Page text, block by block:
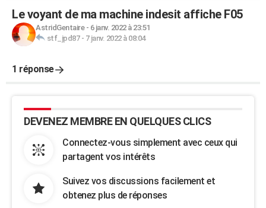
Le voyant de ma machine indesit affiche F05
AstridGentaire- 6 janv. 2022 à 23:51
stf_jpd87- 7 janv. 2022 à 08:04
1 réponse
DEVENEZ MEMBRE EN QUELQUES CLICS
Connectez-vous simplement avec ceux qui
partagent vos intérêts
Suivez vos discussions facilement et
obtenez plus de réponses